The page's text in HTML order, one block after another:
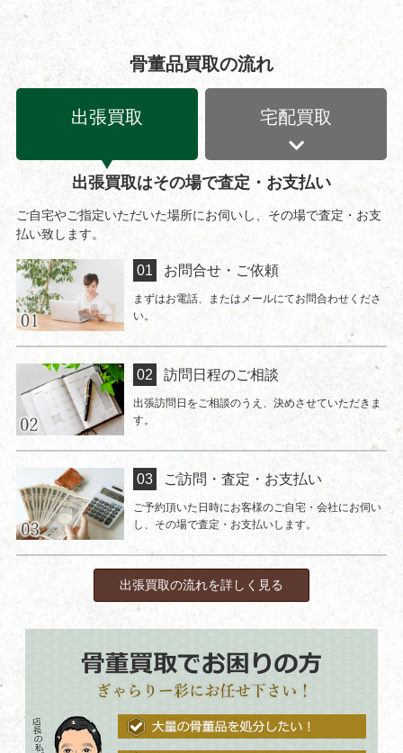
骨董品買取の流れ
出張買取 宅配買取
出張買取はその場で査定・お支払い
ご自宅やご指定いただいた場所にお伺いし、その場で査定・お支
払い致します。
お問合せ・ご依頼
まずはお電話、またはメールにてお問合わせくださ
い。
訪問日程のご相談
出張訪問日をご相談のうえ、決めさせていただきま
す。
ご訪問・査定・お支払い
ご予約頂いた日時にお客様のご自宅・会社にお伺い
し、その場で査定・お支払いします。
出張買取の流れを詳しく見る